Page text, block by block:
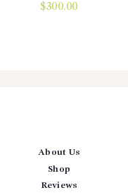
$300.00
About Us
Shop
Reviews